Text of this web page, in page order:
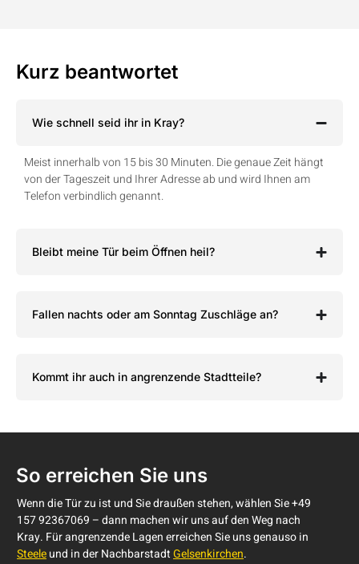
Kurz beantwortet
Wie schnell seid ihr in Kray?
Meist innerhalb von 15 bis 30 Minuten. Die genaue Zeit hängt
von der Tageszeit und Ihrer Adresse ab und wird Ihnen am
Telefon verbindlich genannt.
Bleibt meine Tür beim Öffnen heil?
Fallen nachts oder am Sonntag Zuschläge an?
Kommt ihr auch in angrenzende Stadtteile?
So erreichen Sie uns
Wenn die Tür zu ist und Sie draußen stehen, wählen Sie +49
157 92367069 – dann machen wir uns auf den Weg nach
Kray. Für angrenzende Lagen erreichen Sie uns genauso in
Steeleund in der NachbarstadtGelsenkirchen.